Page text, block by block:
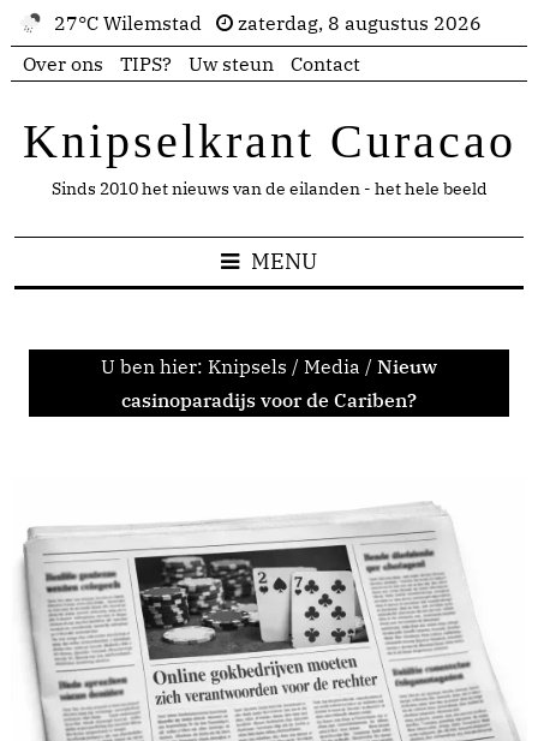
27°C Wilemstad
zaterdag, 8 augustus 2026
Over ons
TIPS? Uw steun Contact
Knipselkrant Curacao
Sinds 2010 het nieuws van de eilanden - het hele beeld
MENU
U ben hier: Knipsels / Media / Nieuw
casinoparadijs voor de Cariben?